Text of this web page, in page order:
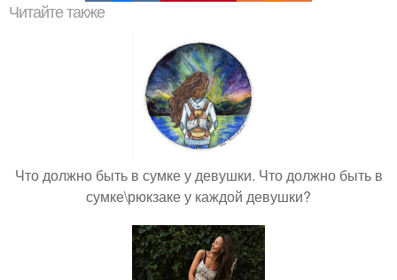
Читайте также
Что должно быть в сумке у девушки. Что должно быть в
сумке\рюкзаке у каждой девушки?